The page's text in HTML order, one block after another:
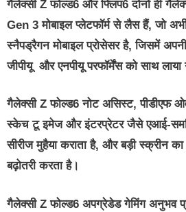
गैलेक्सी Z फोल्ड6 और फ्लिप6 दोनों ही
Gen 3 मोबाइल प्लेटफॉर्म से लैस हैं, जो
स्नैपड्रैगन मोबाइल प्रोसेसर है, जिसमें अपनी
जीपीयू और एनपीयू परफॉर्मेंस को साथ लाया
गैलेक्सी Z फोल्ड6 नोट असिस्ट, पीडीएफ
स्केच टू इमेज और इंटरप्रेटर जैसे एआई-
सीरीज मुहैया कराता है, और बड़ी स्क्रीन
बढ़ोतरी करता है।
गैलेक्सी Z फोल्ड6 अपग्रेडेड गेमिंग अनुभव